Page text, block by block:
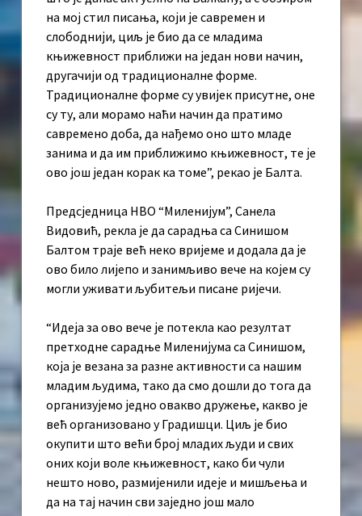
на мој стил писања, који је савремен и
слободнији, циљ је био да се младима
књижевност приближи на један нови начин,
другачији од традиционалне форме.
Традиционалне форме су увијек присутне, оне
су ту, али морамо наћи начин да пратимо
савремено доба, да нађемо оно што младе
занима и да им приближимо књижевност, те је
ово још један корак ка томе”, рекао је Балта.
Предсједница НВО “Миленијум”, Санела
Видовић, рекла је да сарадња са Синишом
Балтом траје већ неко вријеме и додала да је
ово било лијепо и занимљиво вече на којем су
могли уживати љубитељи писане ријечи.
“Идеја за ово вече је потекла као резултат
претходне сарадње Миленијума са Синишом,
која је везана за разне активности са нашим
младим људима, тако да смо дошли до тога да
организујемо једно овакво дружење, какво је
већ организовано у Градишци. Циљ је био
окупити што већи број младих људи и свих
оних који воле књижевност, како би чули
нешто ново, размијенили идеје и мишљења и
да на тај начин сви заједно још мало